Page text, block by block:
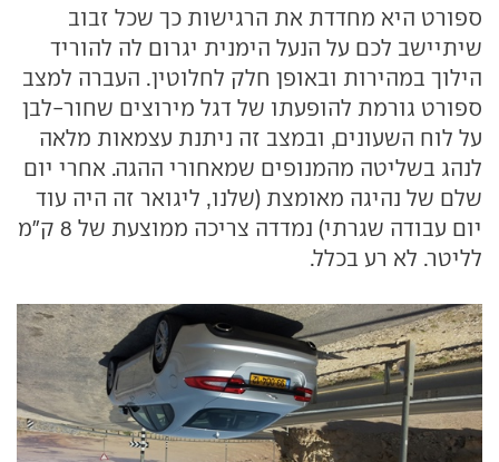
ספורט היא מחדדת את הרגישות כך שכל זבוב
שיתיישב לכם על הנעל הימנית יגרום לה להוריד
הילוך במהירות ובאופן חלק לחלוטין. העברה למצב
ספורט גורמת להופעתו של דגל מירוצים שחור-לבן
על לוח השעונים, ובמצב זה ניתנת עצמאות מלאה
לנהג בשליטה מהמנופים שמאחורי ההגה. אחרי יום
שלם של נהיגה מאומצת (שלנו, ליגואר זה היה עוד
יום עבודה שגרתי) נמדדה צריכה ממוצעת של 8 ק"מ
לליטר. לא רע בכלל.